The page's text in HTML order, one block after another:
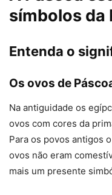
símbolos da
Entenda o
Os ovos de
Na antiguidade os
ovos com cores da
Para os povos antigos
ovos não eram
mais um presente